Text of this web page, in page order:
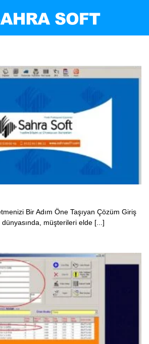
Programı: Otomotiv Sektöründe
DEVAM EDIN→
Bir Adım Öne Taşıyan Çözüm Giriş
müşterileri elde [...]